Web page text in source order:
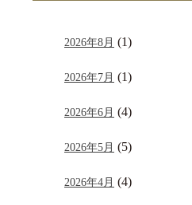
2026年8月 (1)
2026年7月 (1)
2026年6月 (4)
2026年5月 (5)
2026年4月 (4)